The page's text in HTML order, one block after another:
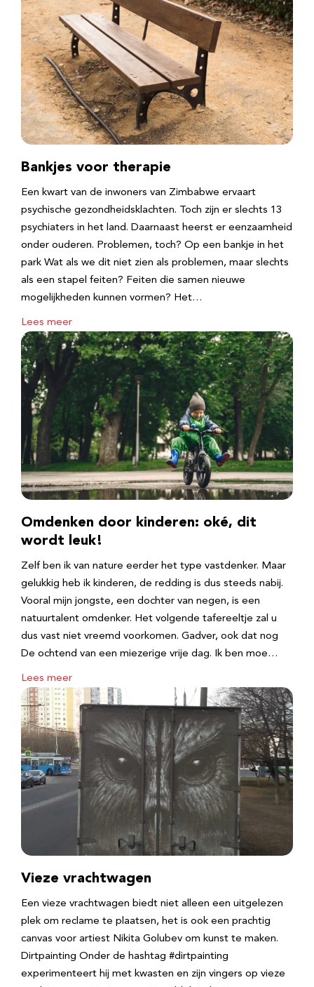
Bankjes voor therapie
Een kwart van de inwoners van Zimbabwe ervaart
psychische gezondheidsklachten. Toch zijn er slechts 13
psychiaters in het land. Daarnaast heerst er eenzaamheid
onder ouderen. Problemen, toch? Op een bankje in het
park Wat als we dit niet zien als problemen, maar slechts
als een stapel feiten? Feiten die samen nieuwe
mogelijkheden kunnen vormen? Het…
Lees meer
Omdenken door kinderen: oké, dit
wordt leuk!
Zelf ben ik van nature eerder het type vastdenker. Maar
gelukkig heb ik kinderen, de redding is dus steeds nabij.
Vooral mijn jongste, een dochter van negen, is een
natuurtalent omdenker. Het volgende tafereeltje zal u
dus vast niet vreemd voorkomen. Gadver, ook dat nog
De ochtend van een miezerige vrije dag. Ik ben moe…
Lees meer
Vieze vrachtwagen
Een vieze vrachtwagen biedt niet alleen een uitgelezen
plek om reclame te plaatsen, het is ook een prachtig
canvas voor artiest Nikita Golubev om kunst te maken.
Dirtpainting Onder de hashtag #dirtpainting
experimenteert hij met kwasten en zijn vingers op vieze